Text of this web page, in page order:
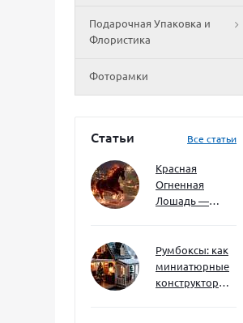
Подарочная Упаковка и
Флористика
Фоторамки
Статьи Все статьи
Красная
Огненная
Лошадь —
ждать и как
подготовиться
Румбоксы: как
миниатюрные
конструкторы